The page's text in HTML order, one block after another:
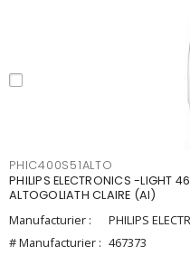
PHIC400S51ALTO
PHILIPS ELECTRONICS -LIGHT
ALTOGOLIATH CLAIRE (AI)
Manufacturier :
PHILIPS
# Manufacturier : 467373